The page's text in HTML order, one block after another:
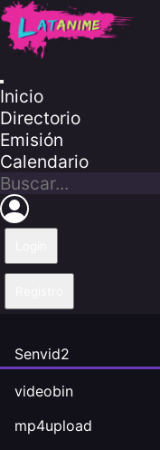
Inicio
Directorio
Emisión
Calendario
Senvid2
videobin
mp4upload